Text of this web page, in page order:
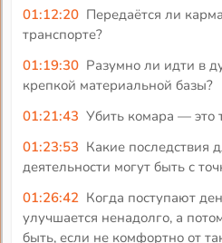
01:12:20 Передаётся ли
транспорте?
01:19:30 Разумно ли идти в
крепкой материальной базы?
01:21:43 Убить комара — это
01:23:53 Какие последствия
деятельности могут быть с
01:26:42 Когда поступают
улучшается ненадолго, а
быть, если не комфортно от